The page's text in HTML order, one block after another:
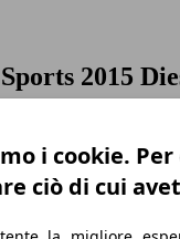
2015
i cookie.
ciò di cui